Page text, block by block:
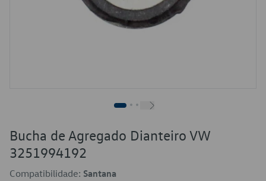
Bucha de Agregado Dianteiro VW
3251994192
Compatibilidade: Santana